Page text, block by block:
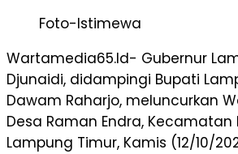
Foto-Istimewa
Wartamedia65.Id- Gubernur
Djunaidi, didampingi Bupati
Dawam Raharjo, meluncurkan
Desa Raman Endra, Kecamatan
Lampung Timur, Kamis (12/10/